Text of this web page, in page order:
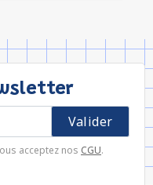
acceptez nos CGU.